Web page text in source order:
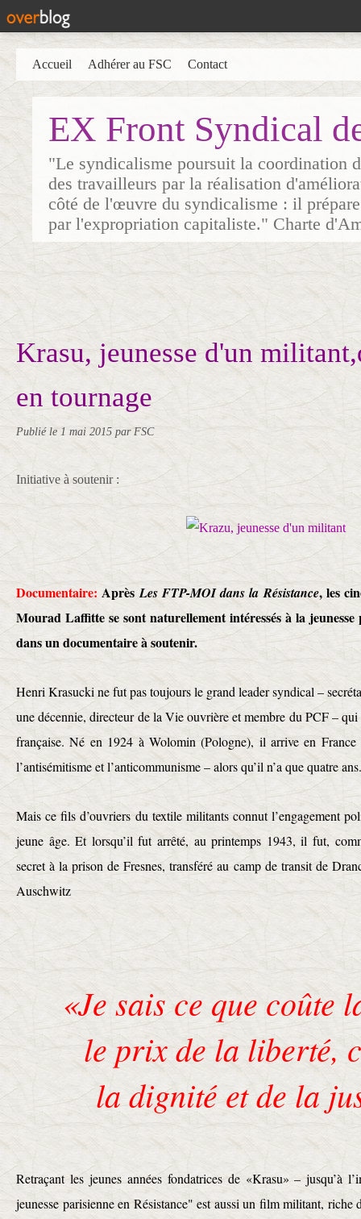
EX Front Syndical
"Le syndicalisme poursuit la coordination
des travailleurs par la réalisation
côté de l'œuvre du syndicalisme : il
par l'expropriation capitaliste." Charte
Accueil Adhérer au FSC Contact
Krasu, jeunesse d'un
en tournage
Publié le 1 mai 2015 par FSC
Initiative à soutenir :
Documentaire: AprèsLes FTP-MOI dans la Résistance, les
Mourad Laffitte se sont naturellement intéressés à la
dans un documentaire à soutenir.
Henri Krasucki ne fut pas toujours le grand leader syndical –
une décennie, directeur de la Vie ouvrière et membre du PCF – qui
française. Né en 1924 à Wolomin (Pologne), il arrive en France
l’antisémitisme et l’anticommunisme – alors qu’il n’a que quatre ans.
Mais ce fils d’ouvriers du textile militants connut l’engagement
jeune âge. Et lorsqu’il fut arrêté, au printemps 1943, il fut,
secret à la prison de Fresnes, transféré au camp de transit de
Auschwitz
«Je sais ce que coûte
le prix de la liberté,
la dignité et de la
Retraçant les jeunes années fondatrices de «Krasu» – jusqu’à
jeunesse parisienne en Résistance" est aussi un film militant, riche